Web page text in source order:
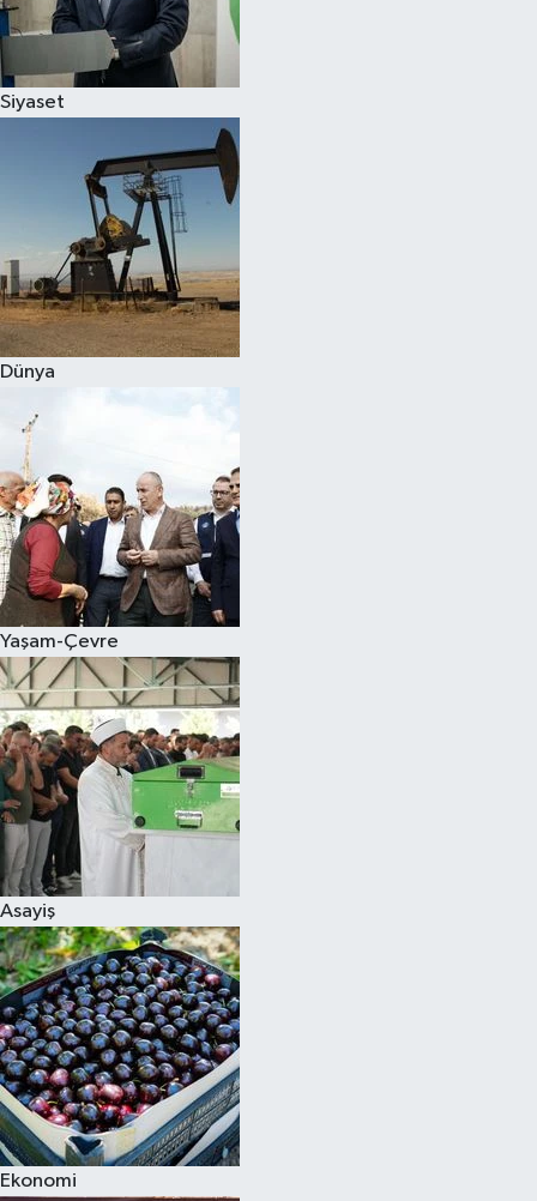
Siyaset
Dünya
Yaşam-Çevre
Asayiş
Ekonomi
Spor
Çocuk
Eğitim
Hava Durumu
Kadın
Kültür Sanat
Sağlık
Siyaset
Teknoloji
Televizyon
Yaşam-Çevre